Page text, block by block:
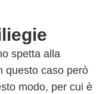
spetta alla
questo caso però
modo, per cui è